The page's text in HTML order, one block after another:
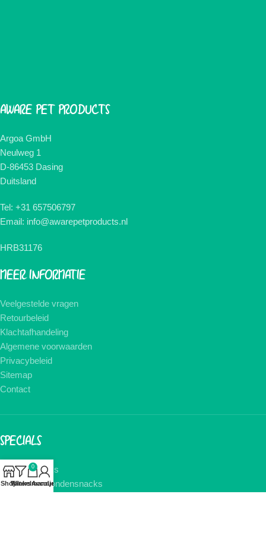
AWARE PET PRODUCTS
Argoa GmbH
Neulweg 1
D-86453 Dasing
Duitsland
Tel: +31 657506797
Email: info@awarepetproducts.nl
HRB31176
MEER INFORMATIE
Veelgestelde vragen
Retourbeleid
Klachtafhandeling
Algemene voorwaarden
Privacybeleid
Sitemap
Contact
SPECIALS
Hondensnacks
Gedroogde hondensnacks
ShopFilters
0
Winkelmandje
Account